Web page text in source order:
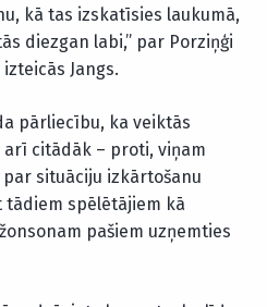
kā tas izskatīsies laukumā,
diezgan labi,” par Porziņģi
Jangs.
pārliecību, ka veiktās
citādāk – proti, viņam
situāciju izkārtošanu
spēlētājiem kā
pašiem uzņemties